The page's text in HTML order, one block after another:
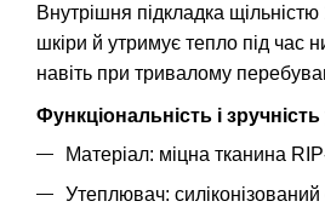
Внутрішня підкладка
шкіри й утримує тепло під час
навіть при тривалому
Функціональність і
Матеріал: міцна тканина
Утеплювач: